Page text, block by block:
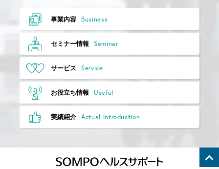
事業内容 Business
セミナー情報 Seminar
サービス Service
お役立ち情報 Useful
実績紹介 Actual introduction